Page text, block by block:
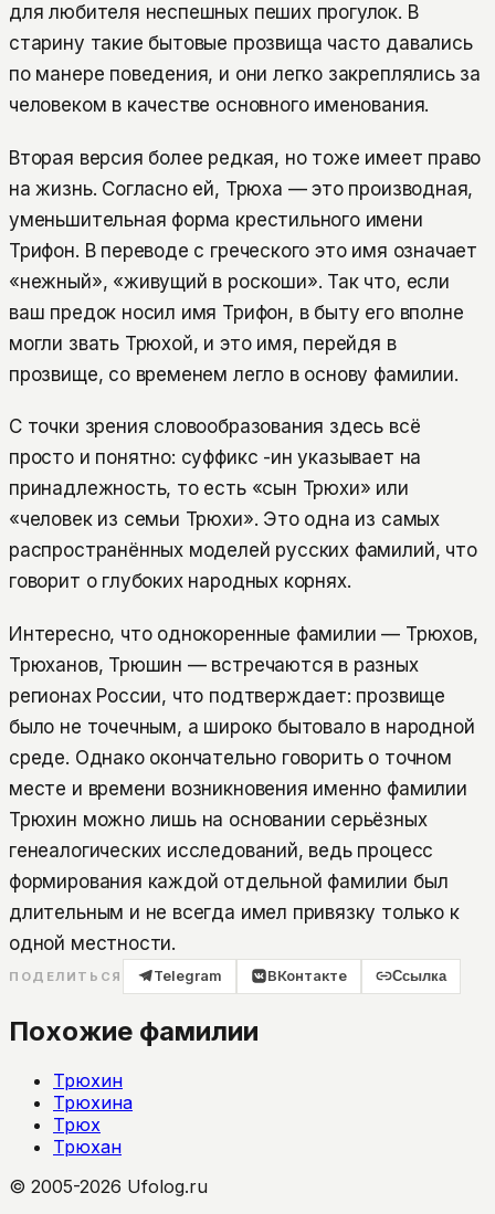
для любителя неспешных пеших прогулок. В
старину такие бытовые прозвища часто давались
по манере поведения, и они легко закреплялись за
человеком в качестве основного именования.
Вторая версия более редкая, но тоже имеет право
на жизнь. Согласно ей, Трюха — это производная,
уменьшительная форма крестильного имени
Трифон. В переводе с греческого это имя означает
«нежный», «живущий в роскоши». Так что, если
ваш предок носил имя Трифон, в быту его вполне
могли звать Трюхой, и это имя, перейдя в
прозвище, со временем легло в основу фамилии.
С точки зрения словообразования здесь всё
просто и понятно: суффикс -ин указывает на
принадлежность, то есть «сын Трюхи» или
«человек из семьи Трюхи». Это одна из самых
распространённых моделей русских фамилий, что
говорит о глубоких народных корнях.
Интересно, что однокоренные фамилии — Трюхов,
Трюханов, Трюшин — встречаются в разных
регионах России, что подтверждает: прозвище
было не точечным, а широко бытовало в народной
среде. Однако окончательно говорить о точном
месте и времени возникновения именно фамилии
Трюхин можно лишь на основании серьёзных
генеалогических исследований, ведь процесс
формирования каждой отдельной фамилии был
длительным и не всегда имел привязку только к
одной местности.
ПОДЕЛИТЬСЯ Telegram ВКонтакте Ссылка
Похожие фамилии
Трюхин
Трюхина
Трюх
Трюхан
© 2005-2026 Ufolog.ru